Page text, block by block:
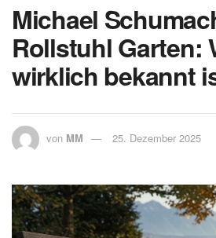
Michael
Rollstuhl Garten:
wirklich bekannt
von MM 25. Dezember 2025